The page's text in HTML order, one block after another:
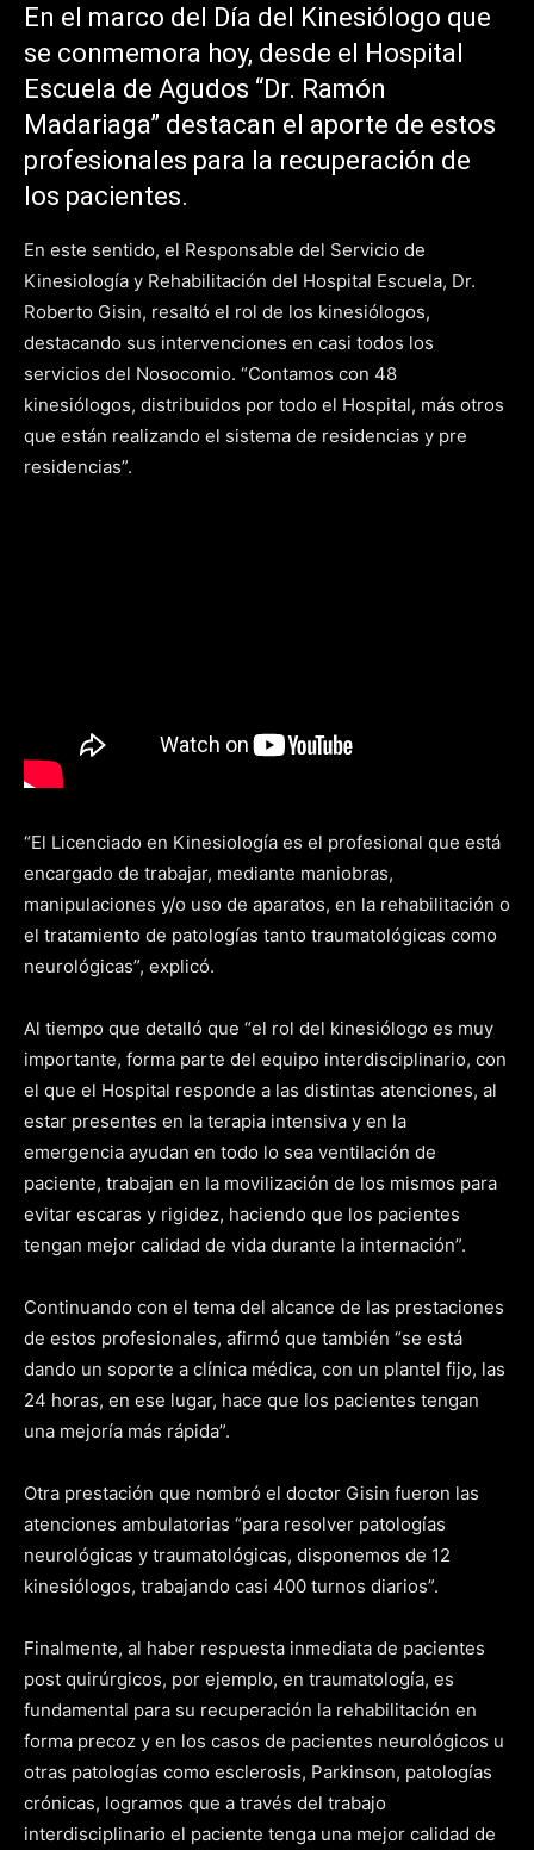
En el marco del Día del Kinesiólogo que
se conmemora hoy, desde el Hospital
Escuela de Agudos “Dr. Ramón
Madariaga” destacan el aporte de estos
profesionales para la recuperación de
los pacientes.
En este sentido, el Responsable del Servicio de
Kinesiología y Rehabilitación del Hospital Escuela, Dr.
Roberto Gisin, resaltó el rol de los kinesiólogos,
destacando sus intervenciones en casi todos los
servicios del Nosocomio. “Contamos con 48
kinesiólogos, distribuidos por todo el Hospital, más otros
que están realizando el sistema de residencias y pre
residencias”.
“El Licenciado en Kinesiología es el profesional que está
encargado de trabajar, mediante maniobras,
manipulaciones y/o uso de aparatos, en la rehabilitación o
el tratamiento de patologías tanto traumatológicas como
neurológicas”, explicó.
Al tiempo que detalló que “el rol del kinesiólogo es muy
importante, forma parte del equipo interdisciplinario, con
el que el Hospital responde a las distintas atenciones, al
estar presentes en la terapia intensiva y en la
emergencia ayudan en todo lo sea ventilación de
paciente, trabajan en la movilización de los mismos para
evitar escaras y rigidez, haciendo que los pacientes
tengan mejor calidad de vida durante la internación”.
Continuando con el tema del alcance de las prestaciones
de estos profesionales, afirmó que también “se está
dando un soporte a clínica médica, con un plantel fijo, las
24 horas, en ese lugar, hace que los pacientes tengan
una mejoría más rápida”.
Otra prestación que nombró el doctor Gisin fueron las
atenciones ambulatorias “para resolver patologías
neurológicas y traumatológicas, disponemos de 12
kinesiólogos, trabajando casi 400 turnos diarios”.
Finalmente, al haber respuesta inmediata de pacientes
post quirúrgicos, por ejemplo, en traumatología, es
fundamental para su recuperación la rehabilitación en
forma precoz y en los casos de pacientes neurológicos u
otras patologías como esclerosis, Parkinson, patologías
crónicas, logramos que a través del trabajo
interdisciplinario el paciente tenga una mejor calidad de